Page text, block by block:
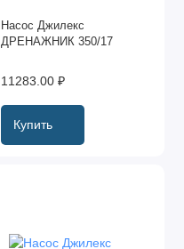
Насос Джилекс
ДРЕНАЖНИК 350/17
11283.00 ₽
Купить